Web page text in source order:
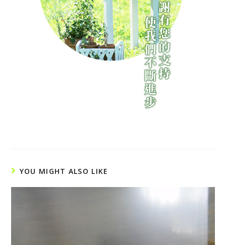
YOU MIGHT ALSO LIKE